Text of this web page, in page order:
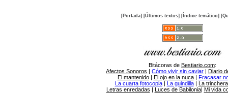
[Portada] [Últimos textos] [Índice temático]
Bitácoras de Bestiario.com:
Afectos Sonoros | Cómo vivir sin caviar | Diario
El mantenido| El ojo en la nuca| Fracasar
La cuarta fotocopia| La guindilla| La
Letras enredadas | Luces de Babilonia| Mi vida